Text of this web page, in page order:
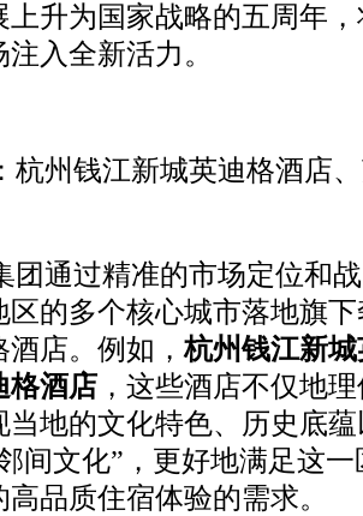
上升为国家战略的五周年
入全新活力。
杭州钱江新城英迪格酒店
团通过精准的市场定位和
区的多个核心城市落地旗
店。例如，杭州钱江新
格酒店 ，这些酒店不仅地
当地的文化特色、历史底
间文化”，更好地满足这
品质住宿体验的需求。